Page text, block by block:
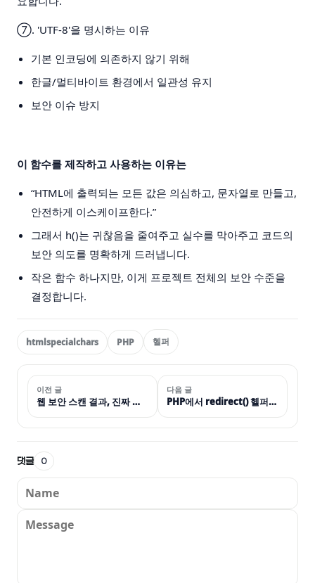
⑦. 'UTF-8'을 명시하는 이유
기본 인코딩에 의존하지 않기 위해
한글/멀티바이트 환경에서 일관성 유지
보안 이슈 방지
이 함수를 제작하고 사용하는 이유는
“HTML에 출력되는 모든 값은 의심하고, 문자열로 만들고,
안전하게 이스케이프한다.”
그래서 h()는 귀찮음을 줄여주고 실수를 막아주고 코드의
보안 의도를 명확하게 드러냅니다.
작은 함수 하나지만, 이게 프로젝트 전체의 보안 수준을
결정합니다.
htmlspecialchars PHP 헬퍼
이전 글
웹 보안 스캔 결과, 진짜 문제였던 것과 실제로 한 조치들
다음 글
PHP에서 redirect() 헬퍼를 만드는 이유
댓글 0